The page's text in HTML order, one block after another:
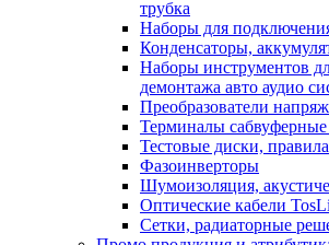
трубка
Наборы для
Конденсаторы,
Наборы инструментов
демонтажа авто аудио
Преобразователи
Терминалы сабвуферные
Тестовые диски, правила
Фазоинверторы
Шумоизоляция,
Оптические кабели
Сетки, радиаторные